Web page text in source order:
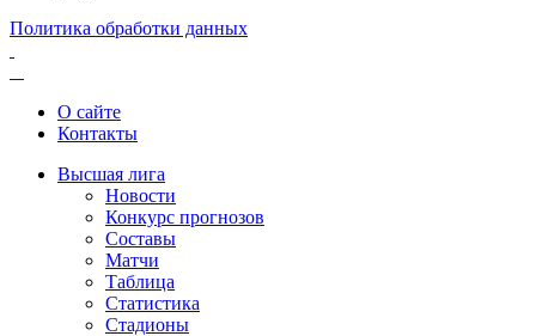
Политика обработки данных
О сайте
Контакты
Высшая лига
Новости
Конкурс прогнозов
Составы
Матчи
Таблица
Статистика
Стадионы